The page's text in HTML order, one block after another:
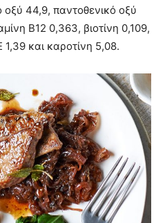
οξύ 44,9, παντοθενικό οξύ
Β12 0,363, βιοτίνη 0,109,
1,39 και καροτίνη 5,08.